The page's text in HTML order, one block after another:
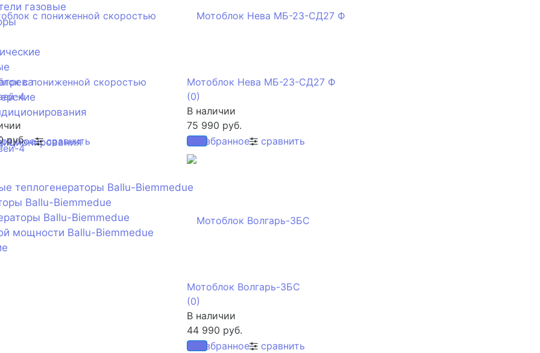
газовые
теплогенераторы Ballu-Biemmedue
Ballu-Biemmedue
Ballu-Biemmedue
мощности Ballu-Biemmedue
сравнить
с пониженной скоростью
4
руб.
избранное сравнить
Мотоблок Нева МБ-23-СД27 Ф
(0)
В наличии
75 990 руб.
избранное сравнить
Мотоблок Волгарь-3БС
(0)
В наличии
44 990 руб.